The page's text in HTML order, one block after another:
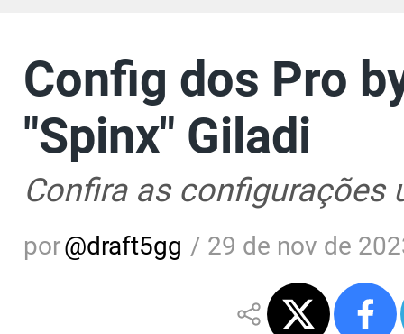
Config dos Pro
"Spinx" Giladi
Confira as configurações
por@draft5gg / 29 de nov de